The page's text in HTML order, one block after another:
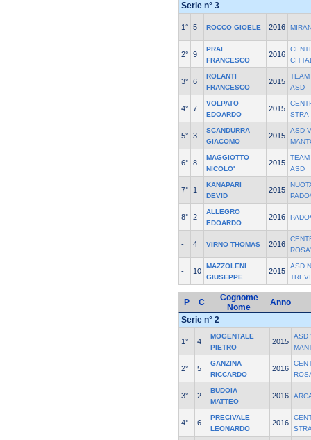
Serie n° 3
1° 5 ROCCO GIOELE 2016
2° 9
PRAI
FRANCESCO
2016
3° 6
ROLANTI
FRANCESCO
2015
ASD
4° 7
VOLPATO
EDOARDO
2015
STRA
5° 3
SCANDURRA
GIACOMO
2015
ASD
6° 8
MAGGIOTTO
NICOLO'
2015
ASD
7° 1
KANAPARI
DEVID
2015
8° 2
ALLEGRO
EDOARDO
2016
- 4 VIRNO THOMAS 2016
- 10
MAZZOLENI
GIUSEPPE
2015
ASD
P C
Cognome
Nome
Anno
Serie n° 2
1° 4
MOGENTALE
PIETRO
2015
ASD
2° 5
GANZINA
RICCARDO
2016
3° 2
BUDOIA
MATTEO
2016
4° 6
PRECIVALE
LEONARDO
2016